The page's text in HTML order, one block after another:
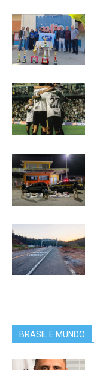
BRASIL E MUNDO